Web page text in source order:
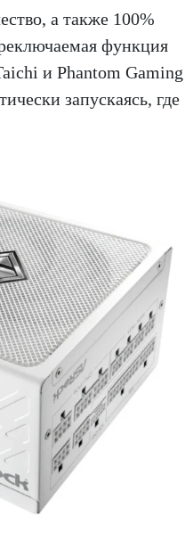
а также 100%
функция
и Phantom Gaming
запускаясь, где